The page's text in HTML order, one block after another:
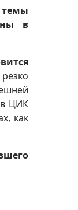
темы
в
в ЦИК
как